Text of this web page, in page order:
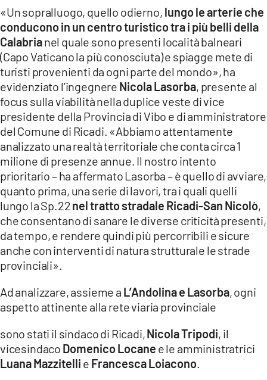
LACITYMAG.IT
ILREGGINO.IT
COSENZACHANNEL.IT
ILVIBONESE.IT
CATANZAROCHANNEL.IT
LACAPITALENEWS.IT
App
ANDROID
APPLE
«Un sopralluogo, quello odierno, lungo le arterie che
conducono in un centro turistico tra i più belli della
Calabrianel quale sono presenti località balneari
(Capo Vaticano la più conosciuta) e spiagge mete di
turisti provenienti da ogni parte del mondo», ha
evidenziato l’ingegnere Nicola Lasorba, presente al
focus sulla viabilità nella duplice veste di vice
presidente della Provincia di Vibo e di amministratore
del Comune di Ricadi. «Abbiamo attentamente
analizzato una realtà territoriale che conta circa 1
milione di presenze annue. Il nostro intento
prioritario – ha affermato Lasorba – è quello di avviare,
quanto prima, una serie di lavori, tra i quali quelli
lungo la Sp.22nel tratto stradale Ricadi-San Nicolò,
che consentano di sanare le diverse criticità presenti,
da tempo, e rendere quindi più percorribili e sicure
anche con interventi di natura strutturale le strade
provinciali».
Ad analizzare, assieme a L’Andolina e Lasorba, ogni
aspetto attinente alla rete viaria provinciale
sono stati il sindaco di Ricadi,Nicola Tripodi, il
vicesindaco Domenico Locane e le amministratrici
Luana Mazzitelli e Francesca Loiacono.